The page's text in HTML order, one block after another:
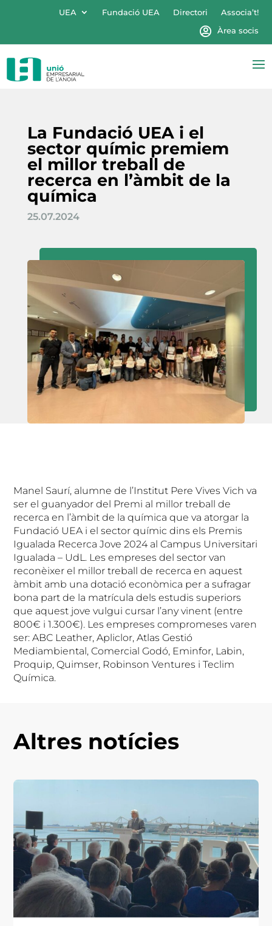
UEA Fundació UEA Directori
Associa’t!
Àrea socis
La Fundació UEA i el
sector químic premiem
el millor treball de
recerca en l’àmbit de la
química
25.07.2024
Manel Saurí, alumne de l’Institut Pere Vives Vich va
ser el guanyador del Premi al millor treball de
recerca en l’àmbit de la química que va atorgar la
Fundació UEA i el sector químic dins els Premis
Igualada Recerca Jove 2024 al Campus Universitari
Igualada – UdL. Les empreses del sector van
reconèixer el millor treball de recerca en aquest
àmbit amb una dotació econòmica per a sufragar
bona part de la matrícula dels estudis superiors
que aquest jove vulgui cursar l’any vinent (entre
800€ i 1.300€). Les empreses compromeses varen
ser: ABC Leather, Apliclor, Atlas Gestió
Mediambiental, Comercial Godó, Eminfor, Labin,
Proquip, Quimser, Robinson Ventures i Teclim
Química.
Altres notícies